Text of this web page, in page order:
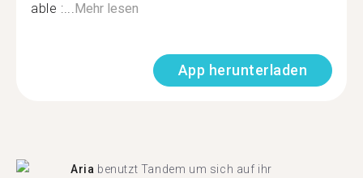
able :...Mehr lesen
App herunterladen
Aria benutzt Tandem um sich auf ihr